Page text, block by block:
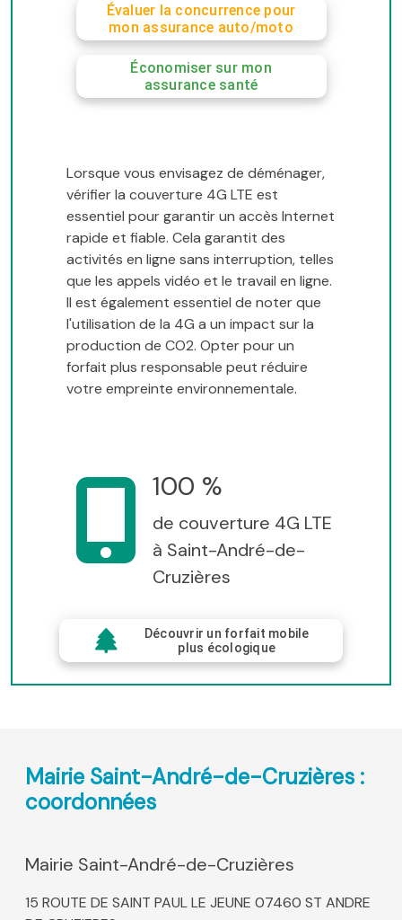
Évaluer la concurrence pour
mon assurance auto/moto
Économiser sur mon
assurance santé
Lorsque vous envisagez de déménager,
vérifier la couverture 4G LTE est
essentiel pour garantir un accès Internet
rapide et fiable. Cela garantit des
activités en ligne sans interruption, telles
que les appels vidéo et le travail en ligne.
Il est également essentiel de noter que
l'utilisation de la 4G a un impact sur la
production de CO2. Opter pour un
forfait plus responsable peut réduire
votre empreinte environnementale.
100 %
de couverture 4G LTE
à Saint-André-de-
Cruzières
Découvrir un forfait mobile
plus écologique
Mairie Saint-André-de-Cruzières :
coordonnées
Mairie Saint-André-de-Cruzières
15 ROUTE DE SAINT PAUL LE JEUNE 07460 ST ANDRE